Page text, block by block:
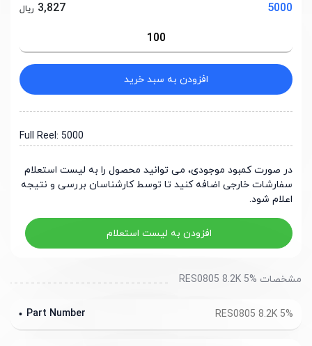
5000
3,827 ریال
افزودن به سبد خرید
Full Reel: 5000
در صورت کمبود موجودی، می توانید محصول را به لیست استعلام
سفارشات خارجی اضافه کنید تا توسط کارشناسان بررسی و نتیجه
اعلام شود.
افزودن به لیست استعلام
مشخصات RES0805 8.2K 5%
RES0805 8.2K 5%
Part Number